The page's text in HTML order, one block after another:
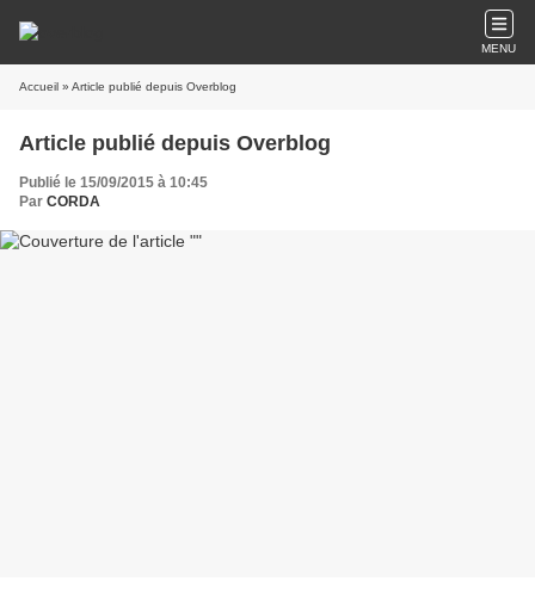
MENU
Accueil » Article publié depuis Overblog
Article publié depuis Overblog
Publié le 15/09/2015 à 10:45
Par CORDA